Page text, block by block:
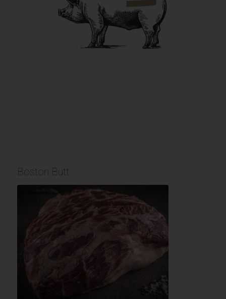
Boston Butt